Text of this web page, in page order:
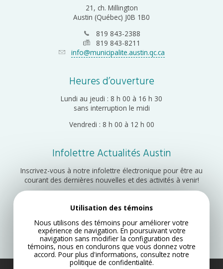
21, ch. Millington
Austin (Québec) J0B 1B0
819 843-2388
819 843-8211
info@municipalite.austin.qc.ca
Heures d’ouverture
Lundi au jeudi : 8 h 00 à 16 h 30
sans interruption le midi
Vendredi : 8 h 00 à 12 h 00
Infolettre Actualités Austin
Inscrivez-vous à notre infolettre électronique pour être au
courant des dernières nouvelles et des activités à venir!
Utilisation des témoins
Nous utilisons des témoins pour améliorer votre
expérience de navigation. En poursuivant votre
navigation sans modifier la configuration des
témoins, nous en conclurons que vous donnez votre
accord. Pour plus d'informations, consultez notre
politique de confidentialité.